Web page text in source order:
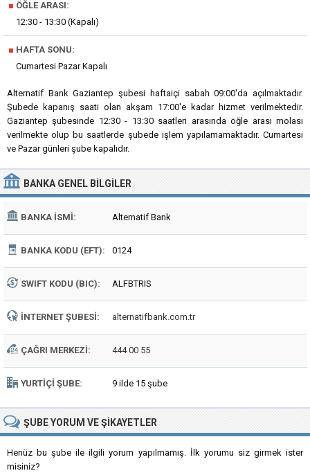
■ ÖĞLE ARASI:
12:30 - 13:30 (Kapalı)
■ HAFTA SONU:
Cumartesi Pazar Kapalı
Alternatif Bank Gaziantep şubesi haftaiçi sabah 09:00'da açılmaktadır.
Şubede kapanış saati olan akşam 17:00'e kadar hizmet verilmektedir.
Gaziantep şubesinde 12:30 - 13:30 saatleri arasında öğle arası molası
verilmekte olup bu saatlerde şubede işlem yapılamamaktadır. Cumartesi
ve Pazar günleri şube kapalıdır.
BANKA GENEL BILGILER
BANKA İSMI: Alternatif Bank
BANKA KODU (EFT): 0124
SWIFT KODU (BIC): ALFBTRIS
İNTERNET ŞUBESI: alternatifbank.com.tr
ÇAĞRI MERKEZI: 444 00 55
YURTIÇI ŞUBE: 9 ilde 15 şube
ŞUBEYORUM VE ŞIKAYETLER
Henüz bu şube ile ilgili yorum yapılmamış. İlk yorumu siz girmek ister
misiniz?